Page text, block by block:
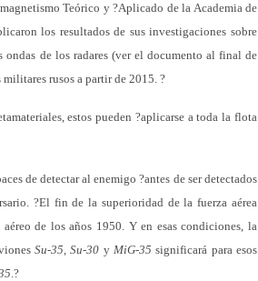
Teórico y ?Aplicado de la Academia de
los resultados de sus investigaciones sobre
ondas de los radares (ver el documento al final de
rusos a partir de 2015. ?
estos pueden ?aplicarse a toda la flota
de detectar al enemigo ?antes de ser detectados
?El fin de la superioridad de la fuerza aérea
de los años 1950. Y en esas condiciones, la
Su-35,Su-30 yMiG-35 significará para esos
.?